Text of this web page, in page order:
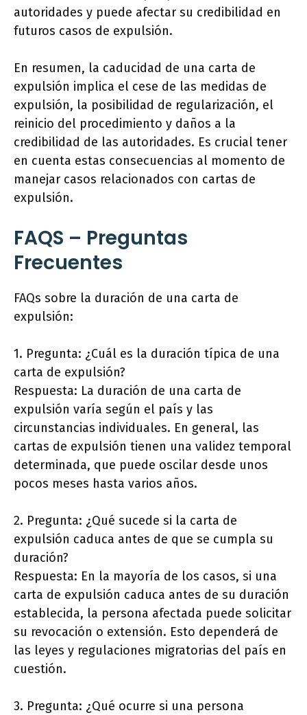
autoridades y puede afectar su credibilidad en
futuros casos de expulsión.
En resumen, la caducidad de una carta de
expulsión implica el cese de las medidas de
expulsión, la posibilidad de regularización, el
reinicio del procedimiento y daños a la
credibilidad de las autoridades. Es crucial tener
en cuenta estas consecuencias al momento de
manejar casos relacionados con cartas de
expulsión.
FAQS – Preguntas
Frecuentes
FAQs sobre la duración de una carta de
expulsión:
1. Pregunta: ¿Cuál es la duración típica de una
carta de expulsión?
Respuesta: La duración de una carta de
expulsión varía según el país y las
circunstancias individuales. En general, las
cartas de expulsión tienen una validez temporal
determinada, que puede oscilar desde unos
pocos meses hasta varios años.
2. Pregunta: ¿Qué sucede si la carta de
expulsión caduca antes de que se cumpla su
duración?
Respuesta: En la mayoría de los casos, si una
carta de expulsión caduca antes de su duración
establecida, la persona afectada puede solicitar
su revocación o extensión. Esto dependerá de
las leyes y regulaciones migratorias del país en
cuestión.
3. Pregunta: ¿Qué ocurre si una persona